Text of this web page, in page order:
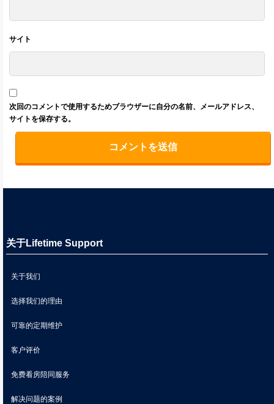
サイト
次回のコメントで使用するためブラウザーに自分の名前、メールアドレス、
サイトを保存する。
关于Lifetime Support
关于我们
选择我们的理由
可靠的定期维护
客户评价
免费看房陪同服务
解决问题的案例